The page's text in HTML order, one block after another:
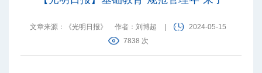
文章来源：《光明日报》 作者：刘博超
2024-05-15
7838 次